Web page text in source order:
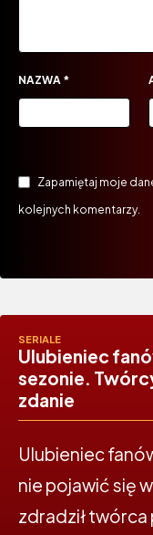
NAZWA *
Zapamiętaj moje
kolejnych komentarzy.
SERIALE
Ulubieniec
sezonie.
zdanie
Ulubieniec
nie pojawić się
zdradził twórca